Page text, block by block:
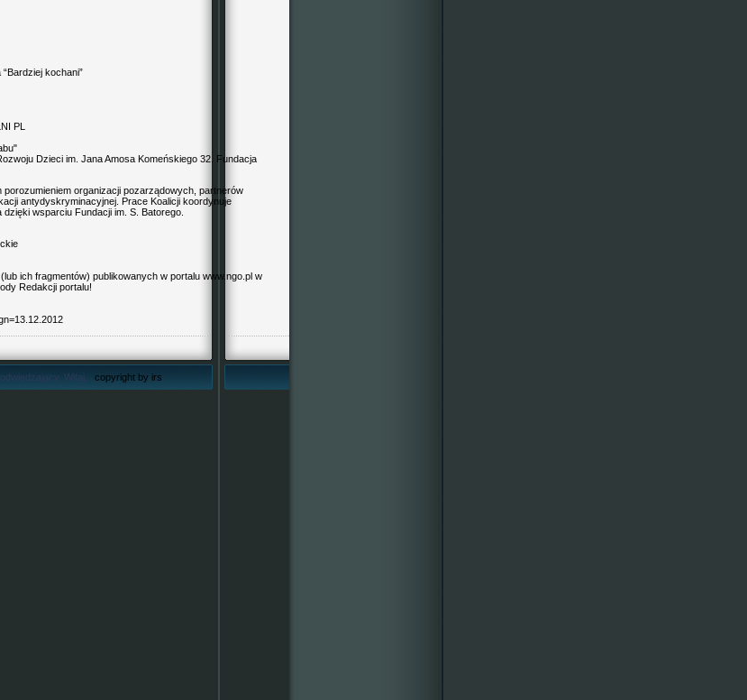
kochani”
PL
Dzieci im. Jana Amosa Komeńskiego 32. Fundacja
porozumieniem organizacji pozarządowych, partnerów
antydyskryminacyjnej. Prace Koalicji koordynuje
wsparciu Fundacji im. S. Batorego.
ich fragmentów) publikowanych w portalu www.ngo.pl w
Redakcji portalu!
Witaj. copyright by irs